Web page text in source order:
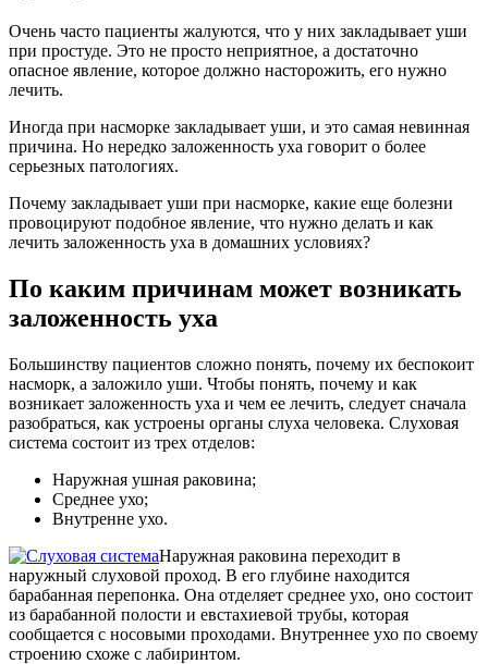
Очень часто пациенты жалуются, что у них закладывает уши
при простуде. Это не просто неприятное, а достаточно
опасное явление, которое должно насторожить, его нужно
лечить.
Иногда при насморке закладывает уши, и это самая невинная
причина. Но нередко заложенность уха говорит о более
серьезных патологиях.
Почему закладывает уши при насморке, какие еще болезни
провоцируют подобное явление, что нужно делать и как
лечить заложенность уха в домашних условиях?
По каким причинам может возникать
заложенность уха
Большинству пациентов сложно понять, почему их беспокоит
насморк, а заложило уши. Чтобы понять, почему и как
возникает заложенность уха и чем ее лечить, следует сначала
разобраться, как устроены органы слуха человека. Слуховая
система состоит из трех отделов:
Наружная ушная раковина;
Среднее ухо;
Внутренне ухо.
Наружная раковина переходит в
наружный слуховой проход. В его глубине находится
барабанная перепонка. Она отделяет среднее ухо, оно состоит
из барабанной полости и евстахиевой трубы, которая
сообщается с носовыми проходами. Внутреннее ухо по своему
строению схоже с лабиринтом.